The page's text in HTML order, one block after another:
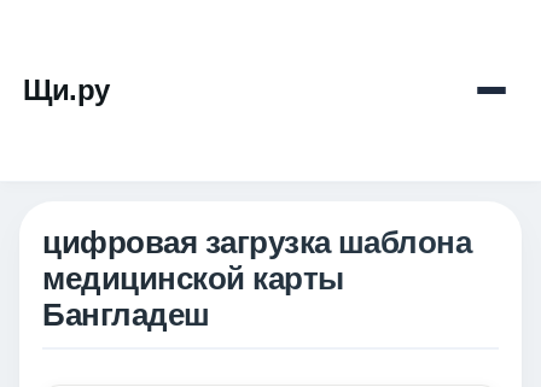
Щи.ру
цифровая загрузка шаблона
медицинской карты
Бангладеш